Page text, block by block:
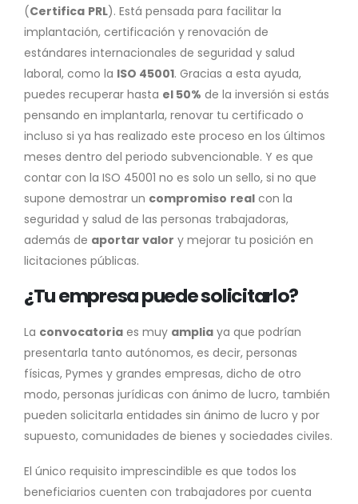
(Certifica PRL). Está pensada para facilitar la
implantación, certificación y renovación de
estándares internacionales de seguridad y salud
laboral, como la ISO 45001. Gracias a esta ayuda,
puedes recuperar hasta el 50% de la inversión si estás
pensando en implantarla, renovar tu certificado o
incluso si ya has realizado este proceso en los últimos
meses dentro del periodo subvencionable. Y es que
contar con la ISO 45001 no es solo un sello, si no que
supone demostrar un compromiso real con la
seguridad y salud de las personas trabajadoras,
además de aportar valor y mejorar tu posición en
licitaciones públicas.
¿Tu empresa puede solicitarlo?
La convocatoria es muy amplia ya que podrían
presentarla tanto autónomos, es decir, personas
físicas, Pymes y grandes empresas, dicho de otro
modo, personas jurídicas con ánimo de lucro, también
pueden solicitarla entidades sin ánimo de lucro y por
supuesto, comunidades de bienes y sociedades civiles.
El único requisito imprescindible es que todos los
beneficiarios cuenten con trabajadores por cuenta